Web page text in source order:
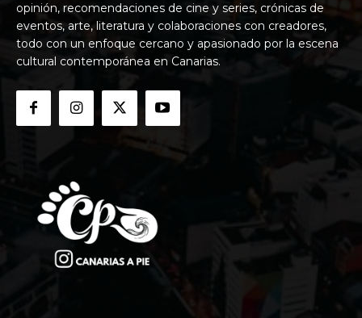
opinión, recomendaciones de cine y series, crónicas de
eventos, arte, literatura y colaboraciones con creadores,
todo con un enfoque cercano y apasionado por la escena
cultural contemporánea en Canarias.